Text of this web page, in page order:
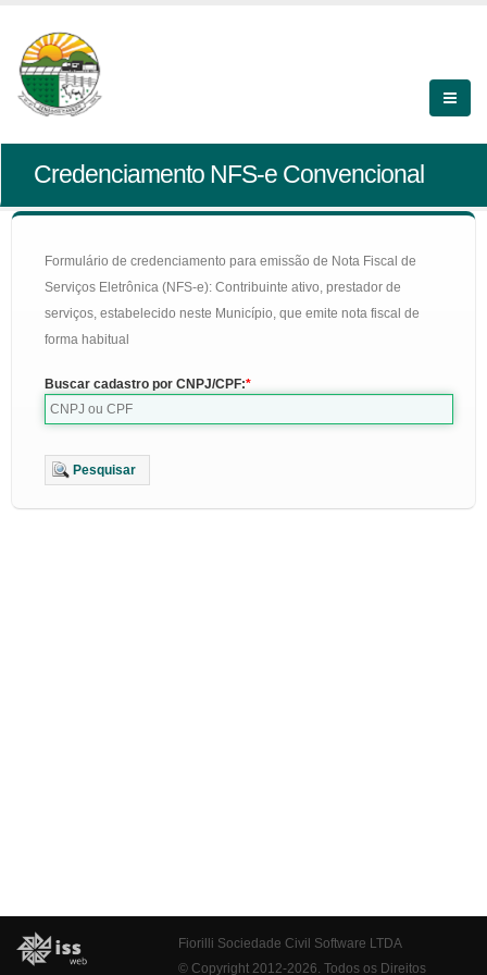
Credenciamento NFS-e Convencional
Formulário de credenciamento para emissão de Nota Fiscal de
Serviços Eletrônica (NFS-e): Contribuinte ativo, prestador de
serviços, estabelecido neste Município, que emite nota fiscal de
forma habitual
Buscar cadastro por CNPJ/CPF:
Pesquisar
Fiorilli Sociedade Civil Software LTDA
© Copyright 2012-2026. Todos os Direitos